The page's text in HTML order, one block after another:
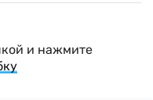
и нажмите